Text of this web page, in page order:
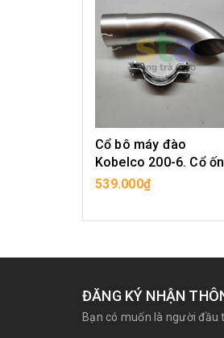
Cổ bô máy đào
Kobelco 200-6. Cổ
xả máy xúc loại đường
539.000₫
MUA HÀNG
ĐĂNG KÝ NHẬN
Bạn có muốn là người đầu